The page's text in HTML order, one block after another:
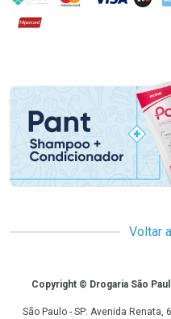
Hipercard
Voltar
CopyrightCopyright © Drogaria São
São Paulo - SP: Avenida